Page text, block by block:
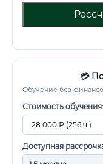
💳
Обучение без
Стоимость обучения:
Доступная